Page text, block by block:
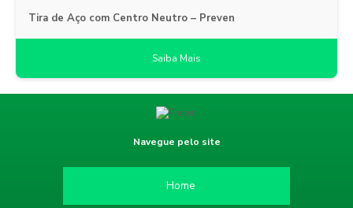
Tira de Aço com Centro Neutro – Preven
Saiba Mais
Navegue pelo site
Home